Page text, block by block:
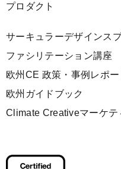
プロダクト
サーキュラーデザインス
ファシリテーション講座
欧州CE 政策・事例レポー
欧州ガイドブック
Climate Creativeマーケテ